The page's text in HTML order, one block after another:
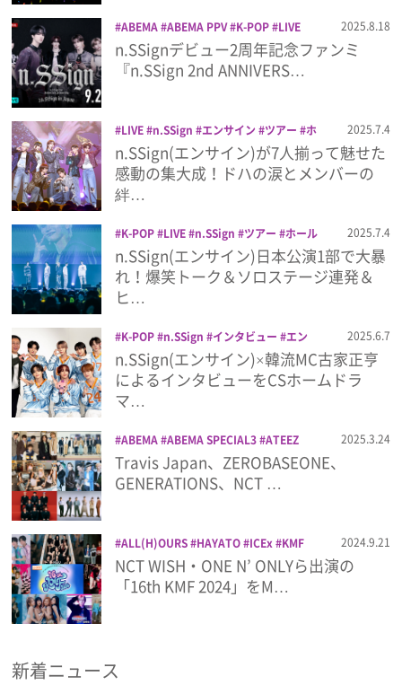
Emoメン
ランキング
Emo!miuとは？
免責事項
プライバシーポリシー
利用規約
お問い合わせ
ABEMA ABEMA PPV K-POP
LIVE
n.SSign ファンミ ライブ 音楽
2025.8.18
n.SSignデビュー2周年記念ファンミ
『n.SSign 2nd ANNIVERS…
LIVE n.SSign エンサイン ツアー
ホ
ールツアー
ライブ 音楽
2025.7.4
n.SSign(エンサイン)が7人揃って魅せた
感動の集大成！ドハの涙とメンバーの
絆…
K-POP LIVE n.SSign ツアー
ホール
ツアー ライブ 音楽
2025.7.4
n.SSign(エンサイン)日本公演1部で大暴
れ！爆笑トーク＆ソロステージ連発＆
ヒ…
K-POP n.SSign インタビュー
エン
サイン ホームドラマチャンネル 古家正
亨
2025.6.7
n.SSign(エンサイン)×韓流MC古家正亨
によるインタビューをCSホームドラ
マ…
ABEMA ABEMA SPECIAL3 ATEEZ
EVNNE
GENERATIONS
GENERATIONS from EXILE TRIBE
WORLD
KEY LIVE MAZZEL
MINHO
WayV xikers ZEROBASEONE アベ
マ
マイナビ presents The
Performance ライブ 音楽
2025.3.24
Travis Japan、ZEROBASEONE、
GENERATIONS、NCT …
ALL(H)OURS HAYATO ICEx
KMF
MUSIC ON! TV MUSIC ON! TV（エム
オン!）
n.SSign ONE N' ONLY
xikers
エムオン！ カイ 超特急
2024.9.21
NCT WISH・ONE N’ ONLYら出演の
「16th KMF 2024」をM…
新着ニュース